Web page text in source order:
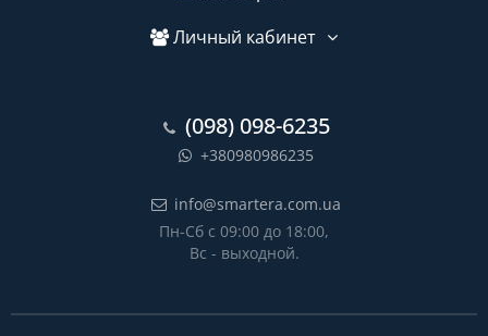
Личный кабинет
(098) 098-6235
+380980986235
info@smartera.com.ua
Пн-Сб с 09:00 до 18:00,
Вс - выходной.